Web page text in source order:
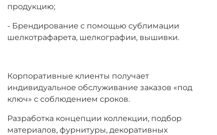
продукцию;
- Брендирование с помощью сублимации
шелкотрафарета, шелкографии, вышивки.
Корпоративные клиенты получает
индивидуальное обслуживание заказов «под
ключ» с соблюдением сроков.
Разработка концепции коллекции, подбор
материалов, фурнитуры, декоративных